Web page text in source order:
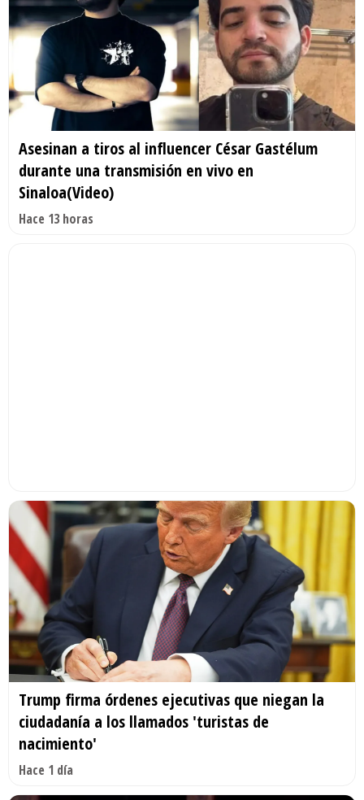
Asesinan a tiros al influencer César Gastélum
durante una transmisión en vivo en
Sinaloa(Video)
Hace 13 horas
Trump firma órdenes ejecutivas que niegan la
ciudadanía a los llamados 'turistas de
nacimiento'
Hace 1 día